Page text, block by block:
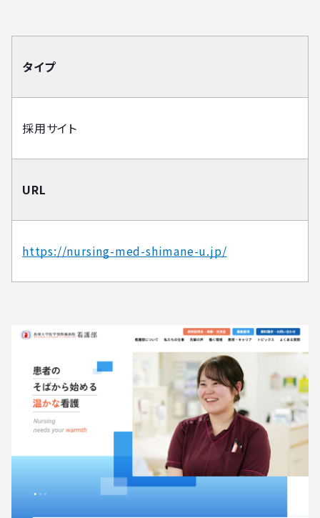
タイプ
採用サイト
URL
https://nursing-med-shimane-u.jp/